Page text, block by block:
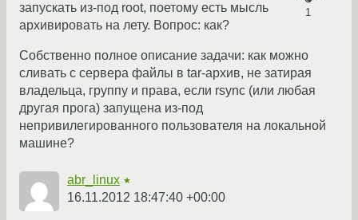
1
запускать из-под root, поетому есть мысль
архивировать на лету. Вопрос: как?
Собственно полное описание задачи: как можно
сливать с сервера файлы в tar-архив, не затирая
владельца, группу и права, если rsync (или любая
другая прога) запущена из-под
непривилегированного пользователя на локальной
машине?
abr_linux ★
16.11.2012 18:47:40 +00:00